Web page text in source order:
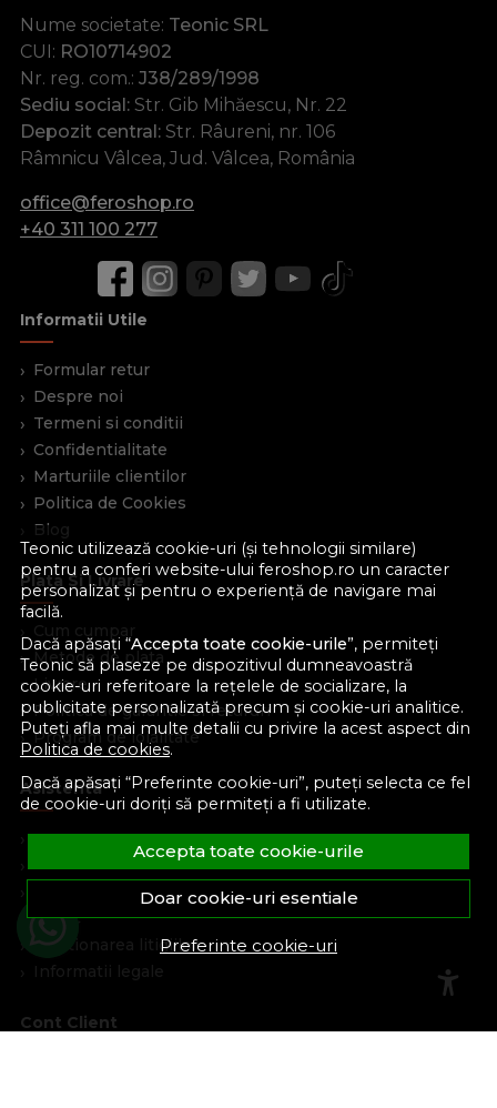
Teonic utilizează cookie-uri (și tehnologii similare)
pentru a conferi website-ului feroshop.ro un caracter
personalizat și pentru o experiență de navigare mai
facilă.
Dacă apăsați “Accepta toate cookie-urile”, permiteți
Teonic să plaseze pe dispozitivul dumneavoastră
cookie-uri referitoare la rețelele de socializare, la
publicitate personalizată precum și cookie-uri analitice.
Puteți afla mai multe detalii cu privire la acest aspect din
Politica de cookies.
Dacă apăsați “Preferinte cookie-uri”, puteți selecta ce fel
de cookie-uri doriți să permiteți a fi utilizate.
Accepta toate cookie-urile
Doar cookie-uri esentiale
Preferinte cookie-uri
Nume societate: Teonic SRL
CUI: RO10714902
Nr. reg. com.: J38/289/1998
Sediu social: Str. Gib Mihăescu, Nr. 22
Depozit central: Str. Râureni, nr. 106
Râmnicu Vâlcea, Jud. Vâlcea, România
office@feroshop.ro
+40 311 100 277
Informatii Utile
Formular retur
Despre noi
Termeni si conditii
Confidentialitate
Marturiile clientilor
Politica de Cookies
Blog
Plata Si Livrare
Cum cumpar
Metode de plata
Livrare
Politica de garantie si retururi
Program de loialitate
Asistenta
Contacteaza-ne
Intrebari frecvente
ANPC
Solutionarea litigiilor
Informatii legale
Cont Client